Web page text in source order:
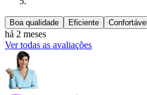
Boa qualidade Eficiente Confortável
há 2 meses
Ver todas as avaliações